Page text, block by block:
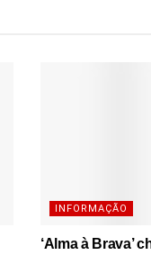
INFORMAÇÃO
‘Alma à Brava’